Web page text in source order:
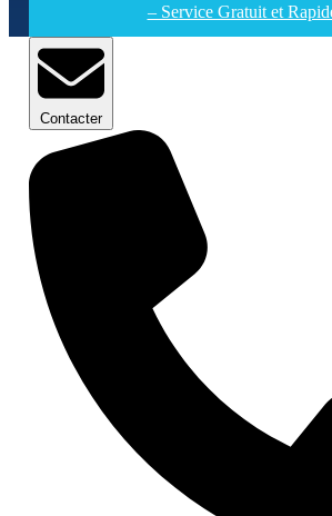
– Service Gratuit et
Contacter